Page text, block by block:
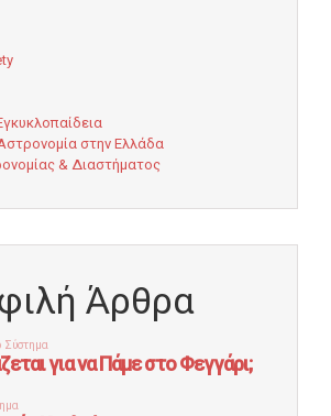
στην Ελλάδα
& Διαστήματος
Άρθρα